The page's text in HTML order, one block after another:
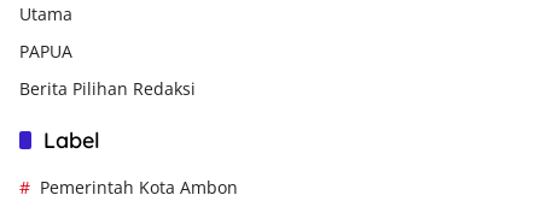
Utama
PAPUA
Berita Pilihan Redaksi
Label
Pemerintah Kota Ambon